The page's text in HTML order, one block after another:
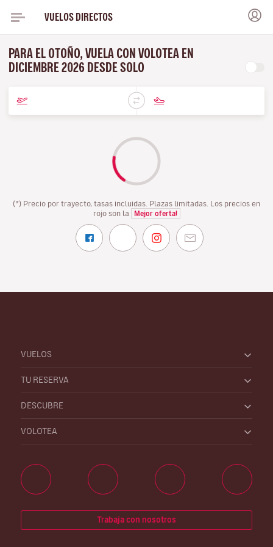
VUELOS DIRECTOS
PARA EL OTOÑO, VUELA CON VOLOTEA EN
DICIEMBRE 2026 DESDE SOLO
(*) Precio por trayecto, tasas incluidas. Plazas limitadas. Los precios en
rojo son la
Mejor oferta!
VUELOS
TU RESERVA
DESCUBRE
VOLOTEA
Trabaja con nosotros